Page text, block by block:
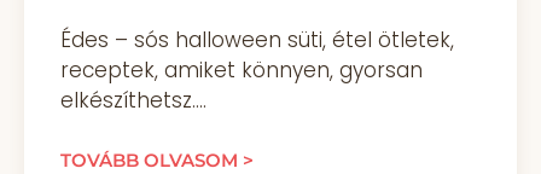
Édes – sós halloween süti, étel ötletek,
receptek, amiket könnyen, gyorsan
elkészíthetsz.
TOVÁBB OLVASOM >